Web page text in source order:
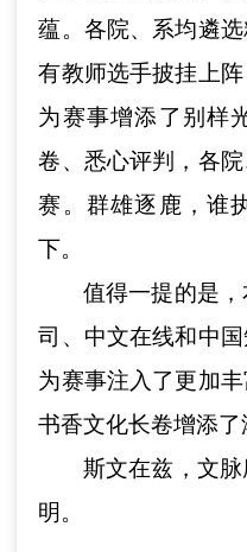
蕴。各院、系均遴
有教师选手披挂上
为赛事增添了别样
卷、悉心评判，各
赛。群雄逐鹿，谁
下。
值得一提的是
司、中文在线和中
为赛事注入了更加
书香文化长卷增添了
斯文在兹，文
明。